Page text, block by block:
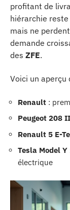
profitant de
hiérarchie
mais ne
demande
des ZFE.
Voici un aperçu
Renault :
Peugeot 208 II
Renault 5 E-
Tesla Model Y
électrique